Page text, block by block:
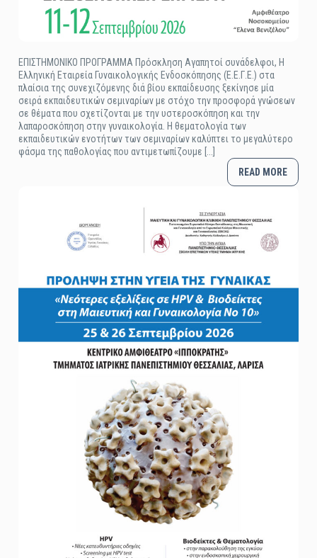
ΕΠΙΣΤΗΜΟΝΙΚΟ ΠΡΟΓΡΑΜΜΑ Πρόσκληση Αγαπητοί συνάδελφοι, Η
Ελληνική Εταιρεία Γυναικολογικής Ενδοσκόπησης (Ε.Ε.Γ.Ε.) στα
πλαίσια της συνεχιζόμενης διά βίου εκπαίδευσης ξεκίνησε μία
σειρά εκπαιδευτικών σεμιναρίων με στόχο την προσφορά γνώσεων
σε θέματα που σχετίζονται με την υστεροσκόπηση και την
λαπαροσκόπηση στην γυναικολογία. Η θεματολογία των
εκπαιδευτικών ενοτήτων των σεμιναρίων καλύπτει το μεγαλύτερο
φάσμα της παθολογίας που αντιμετωπίζουμε [...]
READ MORE